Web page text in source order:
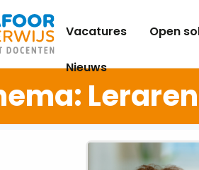
Vacatures Open
Nieuws
Lees